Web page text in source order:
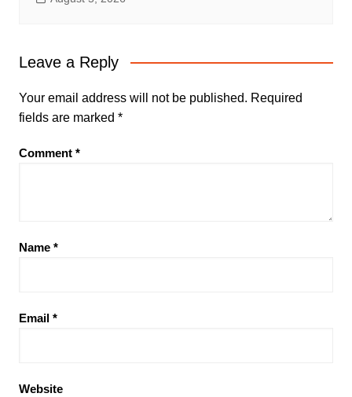
Leave a Reply
Your email address will not be published. Required
fields are marked *
Comment *
Name *
Email *
Website